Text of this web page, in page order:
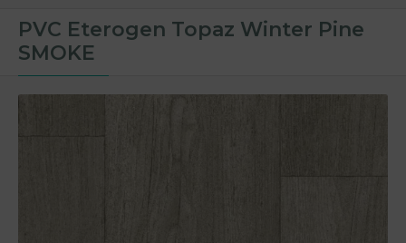
PVC Eterogen Topaz Winter Pine
SMOKE